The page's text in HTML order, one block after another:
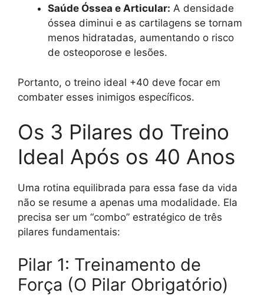
Saúde Óssea e Articular: A densidade
óssea diminui e as cartilagens se tornam
menos hidratadas, aumentando o risco
de osteoporose e lesões.
Portanto, o treino ideal +40 deve focar em
combater esses inimigos específicos.
Os 3 Pilares do Treino
Ideal Após os 40 Anos
Uma rotina equilibrada para essa fase da vida
não se resume a apenas uma modalidade. Ela
precisa ser um “combo” estratégico de três
pilares fundamentais:
Pilar 1: Treinamento de
Força (O Pilar Obrigatório)